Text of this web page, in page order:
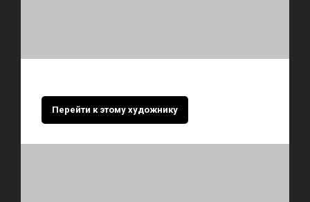
Перейти к этому художнику